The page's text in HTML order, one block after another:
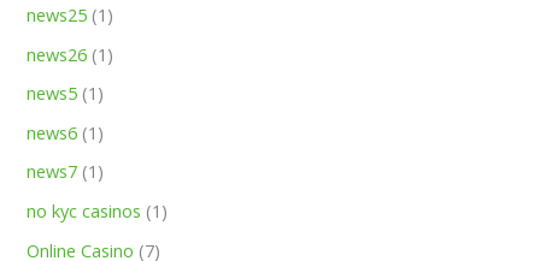
news25 (1)
news26 (1)
news5 (1)
news6 (1)
news7 (1)
no kyc casinos (1)
Online Casino (7)